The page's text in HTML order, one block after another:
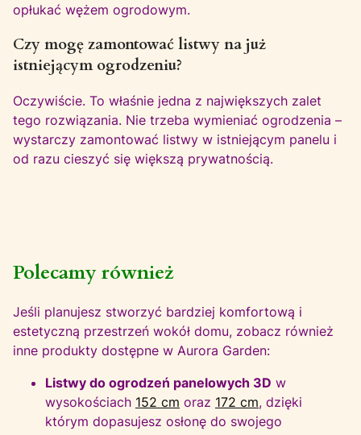
opłukać wężem ogrodowym.
Czy mogę zamontować listwy na już
istniejącym ogrodzeniu?
Oczywiście. To właśnie jedna z największych zalet
tego rozwiązania. Nie trzeba wymieniać ogrodzenia –
wystarczy zamontować listwy w istniejącym panelu i
od razu cieszyć się większą prywatnością.
Polecamy również
Jeśli planujesz stworzyć bardziej komfortową i
estetyczną przestrzeń wokół domu, zobacz również
inne produkty dostępne w Aurora Garden:
Listwy do ogrodzeń panelowych 3D w
wysokościach 152 cm oraz 172 cm, dzięki
którym dopasujesz osłonę do swojego